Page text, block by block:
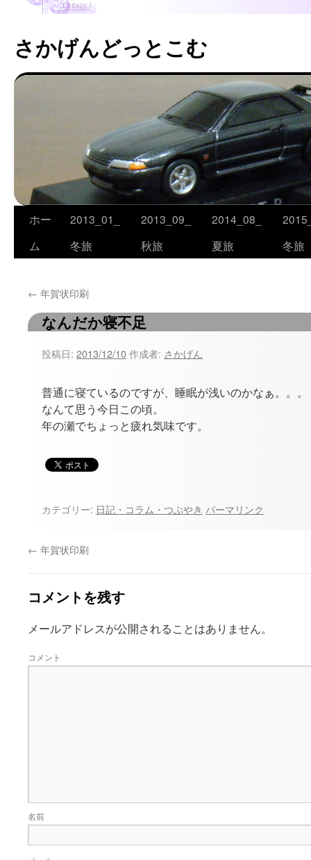
さかげんどっとこむ
コ
ン
ツ
ホー
ム
2013_01_
冬旅
2013_09_
秋旅
2014_08_
夏旅
冬旅
← 年賀状印刷
なんだか寝不足
投稿日: 2013/12/10作成者: さかげん
普通に寝ているのですが、睡眠が浅いのかなぁ。。。
なんて思う今日この頃。
年の瀬でちょっと疲れ気味です。
カテゴリー: 日記・コラム・つぶやき パーマリンク
← 年賀状印刷
コメントを残す
メールアドレスが公開されることはありません。
コメント
名前